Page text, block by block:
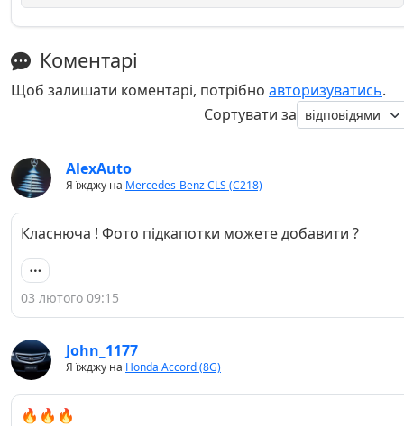
Коментарі
Щоб залишати коментарі, потрібно авторизуватись.
Сортувати за
AlexAuto
Я їжджу на Mercedes-Benz CLS (C218)
Класнюча ! Фото підкапотки можете добавити ?
03 лютого 09:15
John_1177
Я їжджу на Honda Accord (8G)
🔥🔥🔥